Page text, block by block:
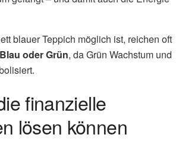
blauer Teppich möglich ist, reichen oft
oder Grün, da Grün Wachstum und
finanzielle
lösen können